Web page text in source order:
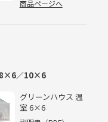
商品ページへ
8×6／10×6
グリーンハウス 温
室 6×6